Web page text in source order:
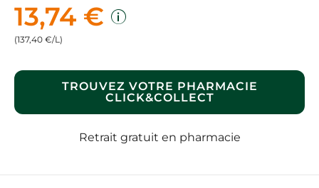
13,74 €
(137,40 €/L)
TROUVEZ VOTRE PHARMACIE
CLICK&COLLECT
Retrait gratuit en pharmacie